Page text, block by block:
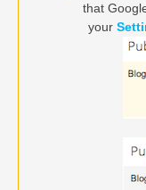
that
your